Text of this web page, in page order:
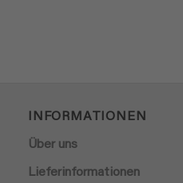
INFORMATIONEN
Über uns
Lieferinformationen